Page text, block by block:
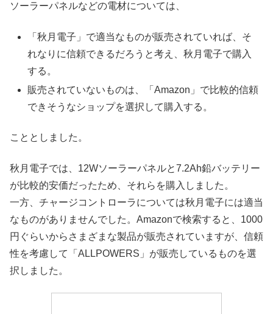
ソーラーパネルなどの電材については、
「秋月電子」で適当なものが販売されていれば、そ
れなりに信頼できるだろうと考え、秋月電子で購入
する。
販売されていないものは、「Amazon」で比較的信頼
できそうなショップを選択して購入する。
こととしました。
秋月電子では、12Wソーラーパネルと7.2Ah鉛バッテリー
が比較的安価だったため、それらを購入しました。
一方、チャージコントローラについては秋月電子には適当
なものがありませんでした。Amazonで検索すると、1000
円ぐらいからさまざまな製品が販売されていますが、信頼
性を考慮して「ALLPOWERS」が販売しているものを選
択しました。